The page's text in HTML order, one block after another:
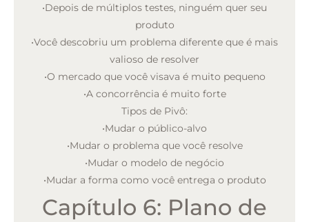
•Depois de múltiplos testes, ninguém quer seu
produto
•Você descobriu um problema diferente que é mais
valioso de resolver
•O mercado que você visava é muito pequeno
•A concorrência é muito forte
Tipos de Pivô:
•Mudar o público-alvo
•Mudar o problema que você resolve
•Mudar o modelo de negócio
•Mudar a forma como você entrega o produto
Capítulo 6: Plano de